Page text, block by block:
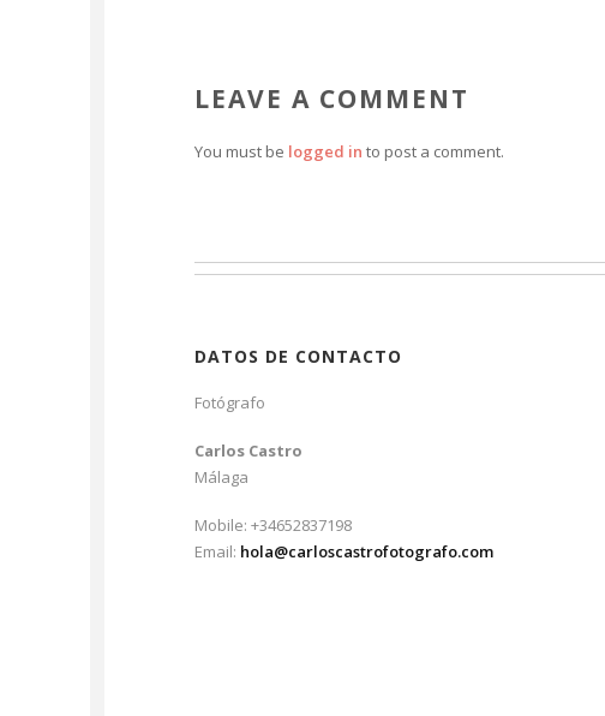
LEAVE A COMMENT
You must be logged in to post a comment.
DATOS DE CONTACTO
Fotógrafo
Carlos Castro
Málaga
Mobile: +34652837198
Email: hola@carloscastrofotografo.com